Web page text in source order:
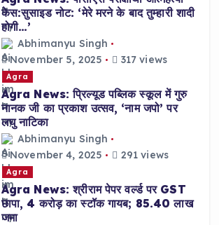
केस:सुसाइड नोट: ‘मेरे मरने के बाद तुम्हारी शादी
होगी…’
Abhimanyu Singh
November 5, 2025
317 views
Agra
Agra News: प्रिल्यूड पब्लिक स्कूल में गुरु
नानक जी का प्रकाश उत्सव, ‘नाम जपो’ पर
लघु नाटिका
Abhimanyu Singh
November 4, 2025
291 views
Agra
Agra News: श्रीराम पेपर वर्ल्ड पर GST
छापा, 4 करोड़ का स्टॉक गायब; 85.40 लाख
जमा